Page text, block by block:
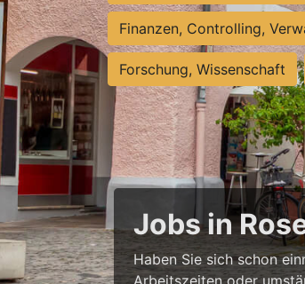
Finanzen, Controlling,
Forschung, Wissenschaft
Jobs in
Haben Sie sich schon